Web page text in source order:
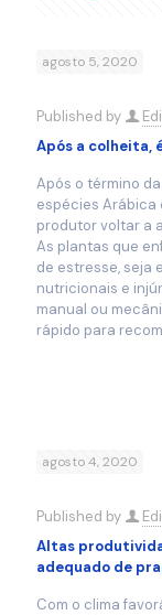
agosto 5, 2020
Published by
Após a colheita,
Após o término
espécies Arábica
produtor voltar a
As plantas que
de estresse, seja
nutricionais e
manual ou
rápido para
agosto 4, 2020
Published by
Altas
adequado de
Com o clima